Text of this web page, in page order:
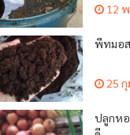
12
พีทมอส
25
ปลูกห